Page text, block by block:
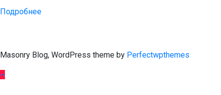
Подробнее
Masonry Blog, WordPress theme by Perfectwpthemes